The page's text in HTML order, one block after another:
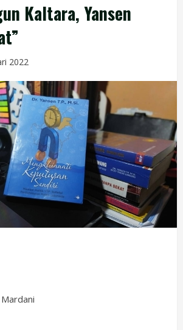
Kaltara, Yansen
2022